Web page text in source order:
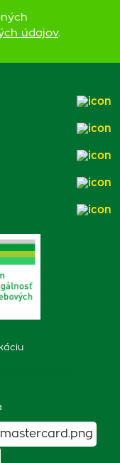
údajov.